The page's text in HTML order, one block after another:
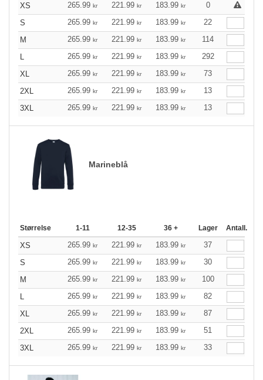
XS 265.99 kr 221.99 kr 183.99 kr
0
S
265.99 kr 221.99 kr 183.99 kr
22
M
265.99 kr 221.99 kr 183.99 kr
114
L
265.99 kr 221.99 kr 183.99 kr
292
XL
265.99 kr 221.99 kr 183.99 kr
73
2XL
265.99 kr 221.99 kr 183.99 kr
13
3XL
265.99 kr 221.99 kr 183.99 kr 13
Marineblå
Størrelse 1-11 12-35 36 + Lager Antall.
XS 265.99 kr 221.99 kr 183.99 kr
37
S
265.99 kr 221.99 kr 183.99 kr
30
M
265.99 kr 221.99 kr 183.99 kr
100
L
265.99 kr 221.99 kr 183.99 kr
82
XL
265.99 kr 221.99 kr 183.99 kr
87
2XL
265.99 kr 221.99 kr 183.99 kr
51
3XL
265.99 kr 221.99 kr 183.99 kr 33